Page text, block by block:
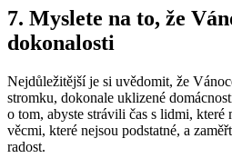
7. Myslete na to, že
dokonalosti
Nejdůležitější je si uvědomit, že
stromku, dokonale uklizené
o tom, abyste strávili čas s lidmi, které
věcmi, které nejsou podstatné, a
radost.